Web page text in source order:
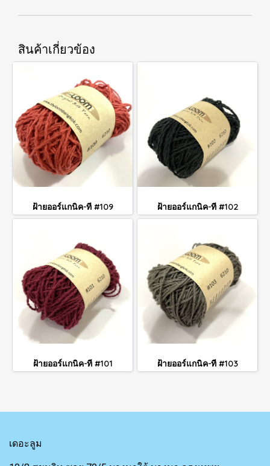
สินค้าเกี่ยวข้อง
ฝ้ายออร์แกนิค-ที #109 ฝ้ายออร์แกนิค-ที #102
ฝ้ายออร์แกนิค-ที #101 ฝ้ายออร์แกนิค-ที #103
เดอะลูม